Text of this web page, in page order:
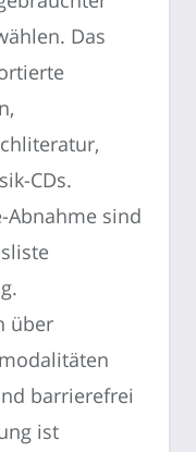
Das
CDs.
Abnahme sind
über
barrierefrei
ist